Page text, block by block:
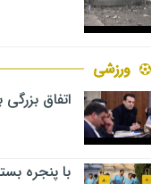
ورزشی
اتفاق
با پنجره